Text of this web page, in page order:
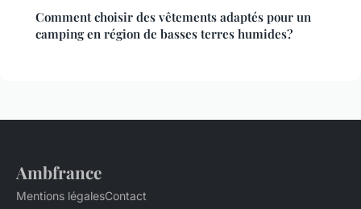
Comment choisir des vêtements adaptés pour un
camping en région de basses terres humides?
Ambfrance
Mentions légalesContact